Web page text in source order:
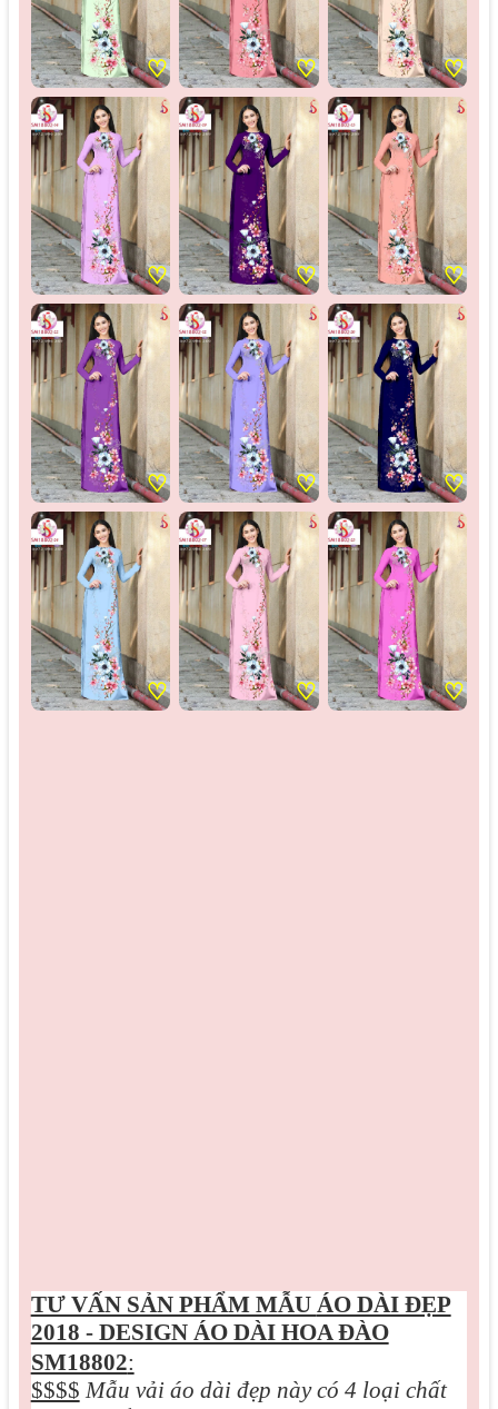
♡ ♡ ♡
♡ ♡ ♡
♡ ♡ ♡
♡ ♡ ♡
TƯ VẤN SẢN PHẨM MẪU ÁO DÀI ĐẸP
2018 - DESIGN ÁO DÀI HOA ĐÀO
SM18802:
$$$$ Mẫu vải áo dài đẹp này có 4 loại chất